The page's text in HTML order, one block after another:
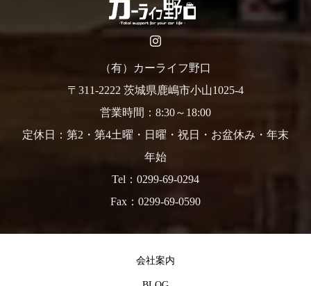
（有）カーライフ野口
〒311-2222 茨城県鹿嶋市小山1025-4
営業時間：8:30～18:00
定休日：第2・第4土曜・日曜・祝日・お盆休み・年末
年始
Tel：0299-69-0294
Fax：0299-69-0590
会社案内